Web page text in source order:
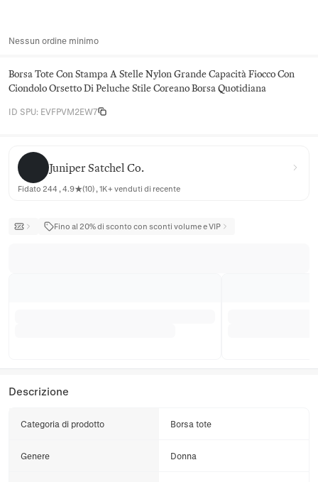
Nessun ordine minimo
Borsa Tote Con Stampa A Stelle Nylon Grande Capacità Fiocco Con
Ciondolo Orsetto Di Peluche Stile Coreano Borsa Quotidiana
ID SPU: EVFPVM2EW7
Juniper Satchel Co.
Juniper Satchel Co.
Fidato 244 , 4.9★(10) , 1K+ venduti di recente
Fino al 20% di sconto con sconti volume e VIP
Descrizione
Categoria di prodotto Borsa tote
Genere Donna